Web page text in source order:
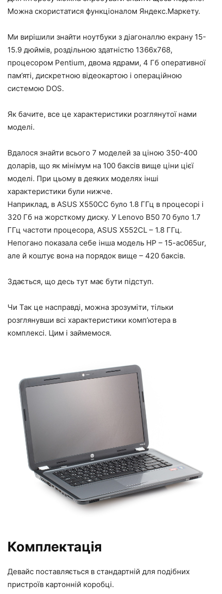
Можна скористатися функціоналом Яндекс.Маркету.
Ми вирішили знайти ноутбуки з діагоналлю екрану 15-
15.9 дюймів, роздільною здатністю 1366х768,
процесором Pentium, двома ядрами, 4 Гб оперативної
пам’яті, дискретною відеокартою і операційною
системою DOS.
Як бачите, все це характеристики розглянутої нами
моделі.
Вдалося знайти всього 7 моделей за ціною 350-400
доларів, що як мінімум на 100 баксів вище ціни цієї
моделі. При цьому в деяких моделях інші
характеристики були нижче.
Наприклад, в ASUS X550CC було 1.8 ГГц в процесорі і
320 Гб на жорсткому диску. У Lenovo B50 70 було 1.7
ГГц частоти процесора, ASUS X552CL – 1.8 ГГц.
Непогано показала себе інша модель HP – 15-ac065ur,
але й коштує вона на порядок вище – 420 баксів.
Здається, що десь тут має бути підступ.
Чи Так це насправді, можна зрозуміти, тільки
розглянувши всі характеристики комп’ютера в
комплексі. Цим і займемося.
Комплектація
Девайс поставляється в стандартній для подібних
пристроїв картонній коробці.